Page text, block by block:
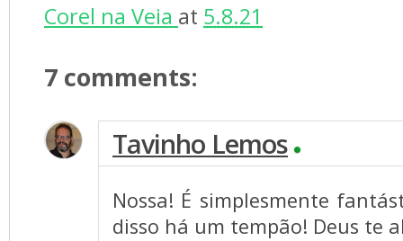
Corel na Veia at 5.8.21
7 comments:
Tavinho Lemos
Nossa! É simplesmente
disso há um tempão! Deus te